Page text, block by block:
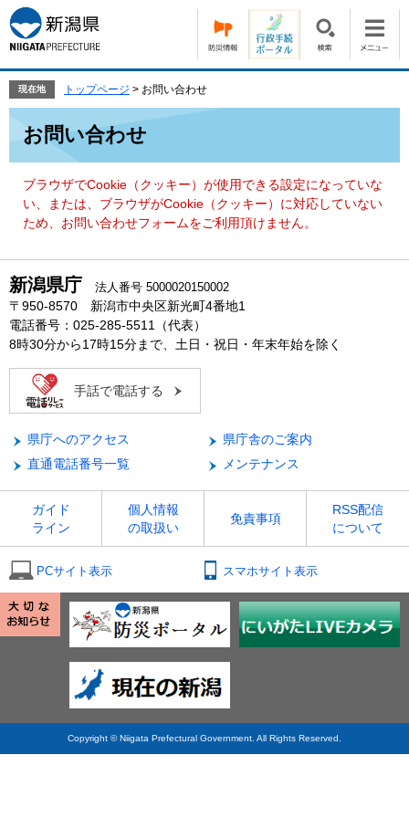
ー
ジ
の
頭
す。
ニ
ュ
ー
飛
て
現在地 トップページ > お問い合わせ
お問い合わせ
ブラウザでCookie（クッキー）が使用できる設定になっていな
い、または、ブラウザがCookie（クッキー）に対応していない
ため、お問い合わせフォームをご利用頂けません。
新潟県庁 法人番号 5000020150002
〒950-8570 新潟市中央区新光町4番地1
電話番号：025-285-5511（代表）
8時30分から17時15分まで、土日・祝日・年末年始を除く
手話で電話する
県庁へのアクセス
県庁舎のご案内
直通電話番号一覧
メンテナンス
ガイド
ライン
個人情報
の取扱い
免責事項
RSS配信
について
PCサイト表示 スマホサイト表示
Copyright © Niigata Prefectural Government. All Rights Reserved.